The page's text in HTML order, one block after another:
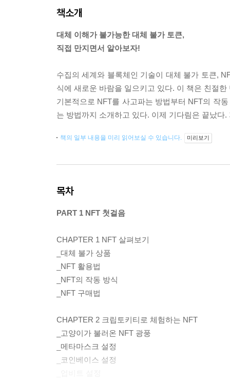
책소개
대체 이해가 불가능한 대체 불가 토큰,
직접 만지면서 알아보자!
수집의 세계와 블록체인 기술이 대체 불가 토큰,
식에 새로운 바람을 일으키고 있다. 이 책은 친절
기본적으로 NFT를 사고파는 방법부터 NFT의 작
는 방법까지 소개하고 있다. 이제 기다림은 끝났다
책의 일부 내용을 미리 읽어보실 수 있습니다. 미리보기
목차
PART 1 NFT 첫걸음
CHAPTER 1 NFT 살펴보기
_대체 불가 상품
_NFT 활용법
_NFT의 작동 방식
_NFT 구매법
CHAPTER 2 크립토키티로 체험하는 NFT
_고양이가 불러온 NFT 광풍
_메타마스크 설정
_코인베이스 설정